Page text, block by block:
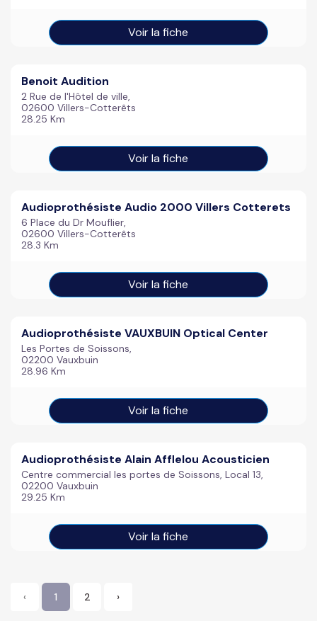
Voir la fiche
Benoit Audition
2 Rue de l'Hôtel de ville,
02600 Villers-Cotterêts
28.25 Km
Voir la fiche
Audioprothésiste Audio 2000 Villers Cotterets
6 Place du Dr Mouflier,
02600 Villers-Cotterêts
28.3 Km
Voir la fiche
Audioprothésiste VAUXBUIN Optical Center
Les Portes de Soissons,
02200 Vauxbuin
28.96 Km
Voir la fiche
Audioprothésiste Alain Afflelou Acousticien
Centre commercial les portes de Soissons, Local 13,
02200 Vauxbuin
29.25 Km
Voir la fiche
‹ 1 2 ›